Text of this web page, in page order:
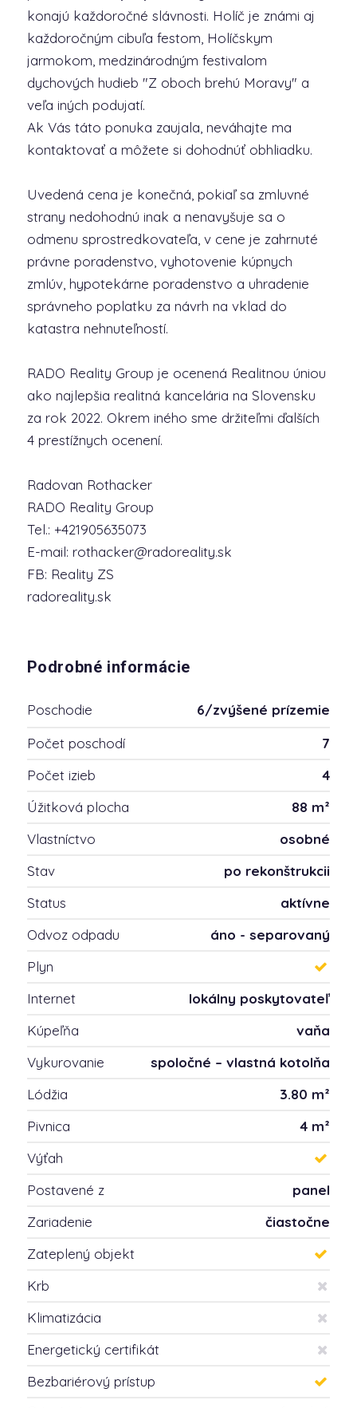
konajú každoročné slávnosti. Holíč je známi aj
každoročným cibuľa festom, Holíčskym
jarmokom, medzinárodným festivalom
dychových hudieb "Z oboch brehú Moravy" a
veľa iných podujatí.
Ak Vás táto ponuka zaujala, neváhajte ma
kontaktovať a môžete si dohodnúť obhliadku.
Uvedená cena je konečná, pokiaľ sa zmluvné
strany nedohodnú inak a nenavyšuje sa o
odmenu sprostredkovateľa, v cene je zahrnuté
právne poradenstvo, vyhotovenie kúpnych
zmlúv, hypotekárne poradenstvo a uhradenie
správneho poplatku za návrh na vklad do
katastra nehnuteľností.
RADO Reality Group je ocenená Realitnou úniou
ako najlepšia realitná kancelária na Slovensku
za rok 2022. Okrem iného sme držiteľmi ďalších
4 prestížnych ocenení.
Radovan Rothacker
RADO Reality Group
Tel.: +421905635073
E-mail: rothacker@radoreality.sk
FB: Reality ZS
radoreality.sk
Podrobné informácie
Poschodie
6/zvýšené prízemie
Počet poschodí
7
Počet izieb
4
Úžitková plocha
88 m²
Vlastníctvo
osobné
Stav
po rekonštrukcii
Status
aktívne
Odvoz odpadu
áno - separovaný
Plyn
Internet
lokálny poskytovateľ
Kúpeľňa
vaňa
Vykurovanie
spoločné – vlastná kotolňa
Lódžia
3.80 m²
Pivnica
4 m²
Výťah
Postavené z
panel
Zariadenie
čiastočne
Zateplený objekt
Krb
Klimatizácia
Energetický certifikát
Bezbariérový prístup